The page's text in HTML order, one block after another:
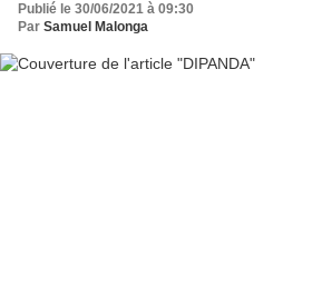
Publié le 30/06/2021 à 09:30
Par Samuel Malonga